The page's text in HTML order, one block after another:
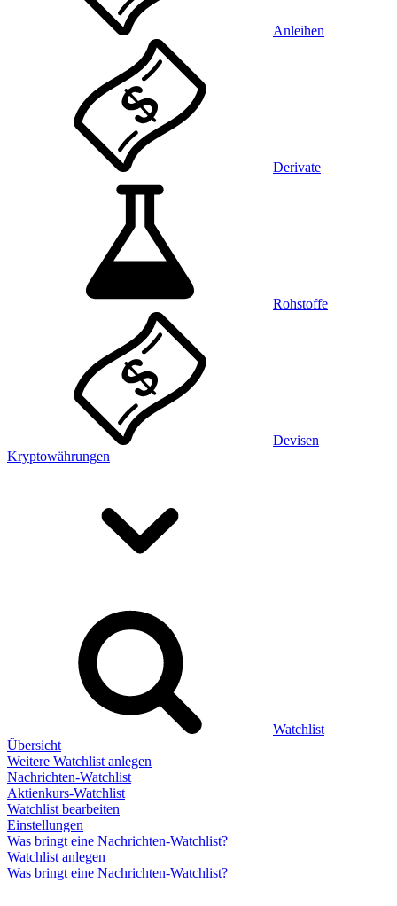
Anleihen
Derivate
Rohstoffe
Devisen
Kryptowährungen
Watchlist
Übersicht
Weitere Watchlist anlegen
Nachrichten-Watchlist
Aktienkurs-Watchlist
Watchlist bearbeiten
Einstellungen
Was bringt eine Nachrichten-Watchlist?
Watchlist anlegen
Was bringt eine Nachrichten-Watchlist?